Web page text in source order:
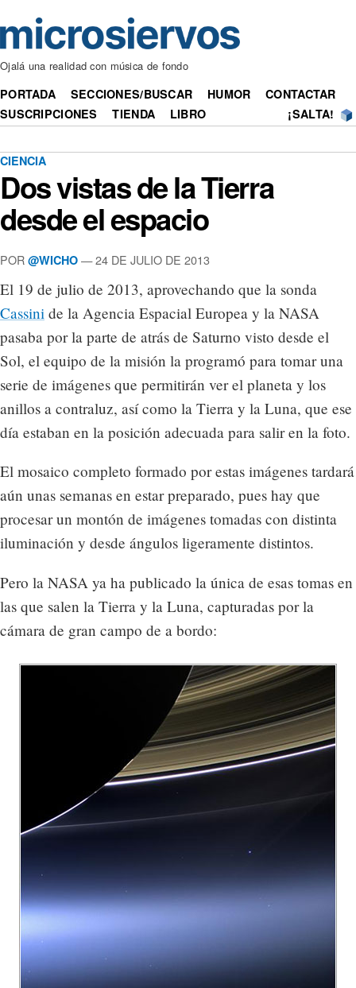
Ojalá una realidad con música de fondo
PORTADA SECCIONES/BUSCAR HUMOR
CONTACTAR
SUSCRIPCIONES
TIENDA LIBRO ¡SALTA!
CIENCIA
Dos vistas de la Tierra
desde el espacio
POR @WICHO — 24 DE JULIO DE 2013
El 19 de julio de 2013, aprovechando que la sonda
Cassini de la Agencia Espacial Europea y la NASA
pasaba por la parte de atrás de Saturno visto desde el
Sol, el equipo de la misión la programó para tomar una
serie de imágenes que permitirán ver el planeta y los
anillos a contraluz, así como la Tierra y la Luna, que ese
día estaban en la posición adecuada para salir en la foto.
El mosaico completo formado por estas imágenes tardará
aún unas semanas en estar preparado, pues hay que
procesar un montón de imágenes tomadas con distinta
iluminación y desde ángulos ligeramente distintos.
Pero la NASA ya ha publicado la única de esas tomas en
las que salen la Tierra y la Luna, capturadas por la
cámara de gran campo de a bordo: